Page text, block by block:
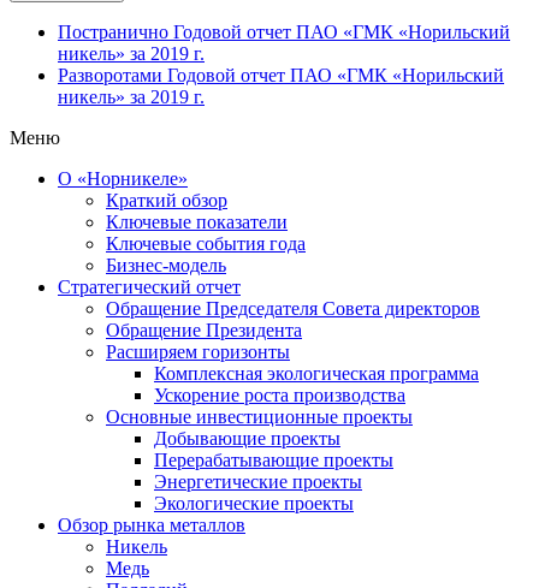
Постранично Годовой отчет ПАО «ГМК «Норильский
никель» за 2019 г.
Разворотами Годовой отчет ПАО «ГМК «Норильский
никель» за 2019 г.
Меню
О «Норникеле»
Краткий обзор
Ключевые показатели
Ключевые события года
Бизнес-модель
Стратегический отчет
Обращение Председателя Совета директоров
Обращение Президента
Расширяем горизонты
Комплексная экологическая программа
Ускорение роста производства
Основные инвестиционные проекты
Добывающие проекты
Перерабатывающие проекты
Энергетические проекты
Экологические проекты
Обзор рынка металлов
Никель
Медь